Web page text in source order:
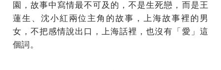
園，故事中寫情最不可及的，不是生死戀，而是王
蓮生、沈小紅兩位主角的故事，上海故事裡的男
女，不把感情說出口，上海話裡，也沒有「愛」這
個詞。